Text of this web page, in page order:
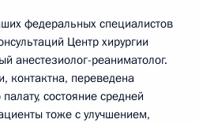
федеральных специалистов
Центр хирургии
анестезиолог-реаниматолог.
контактна, переведена
состояние средней
тоже с улучшением,